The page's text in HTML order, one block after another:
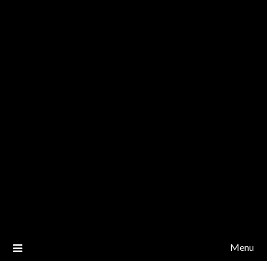
Menu